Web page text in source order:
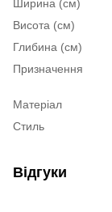
Ширина (см)
Висота (см)
Глибина (см)
Призначення
Матеріал
Стиль
Відгуки